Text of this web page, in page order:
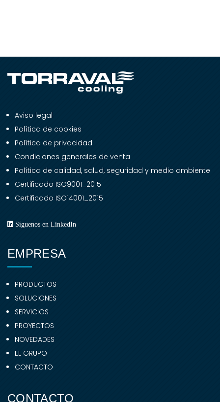
Aviso legal
Política de cookies
Política de privacidad
Condiciones generales de venta
Política de calidad, salud, seguridad y medio ambiente
Certificado ISO9001_2015
Certificado ISO14001_2015
Síguenos en LinkedIn
EMPRESA
PRODUCTOS
SOLUCIONES
SERVICIOS
PROYECTOS
NOVEDADES
EL GRUPO
CONTACTO
CONTACTO